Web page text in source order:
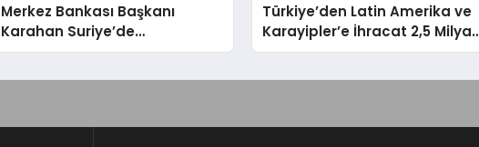
Merkez Bankası Başkanı
Karahan Suriye’de
Temaslarda Bulundu Karşılıklı
Türkiye’den Latin Amerika ve
Karayipler’e İhracat 2,5 Milyar
Dolara Ulaştı